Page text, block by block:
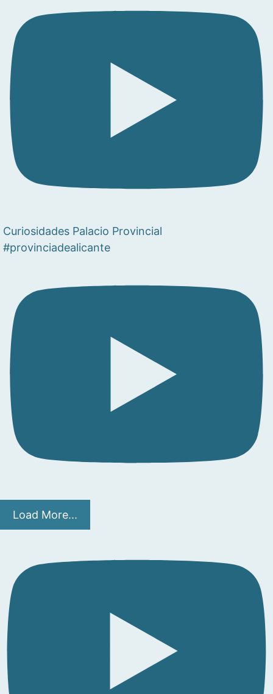
Curiosidades Palacio Provincial
#provinciadealicante
Load More...